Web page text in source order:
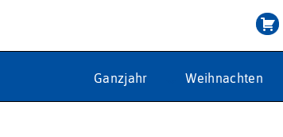
Ganzjahr Weihnachten